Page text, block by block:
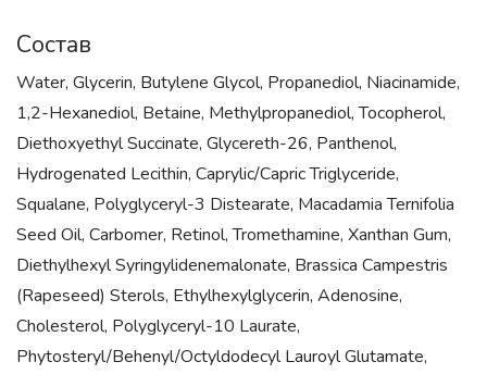
Состав
Water, Glycerin, Butylene Glycol, Propanediol, Niacinamide,
1,2-Hexanediol, Betaine, Methylpropanediol, Tocopherol,
Diethoxyethyl Succinate, Glycereth-26, Panthenol,
Hydrogenated Lecithin, Caprylic/Capric Triglyceride,
Squalane, Polyglyceryl-3 Distearate, Macadamia Ternifolia
Seed Oil, Carbomer, Retinol, Tromethamine, Xanthan Gum,
Diethylhexyl Syringylidenemalonate, Brassica Campestris
(Rapeseed) Sterols, Ethylhexylglycerin, Adenosine,
Cholesterol, Polyglyceryl-10 Laurate,
Phytosteryl/Behenyl/Octyldodecyl Lauroyl Glutamate,